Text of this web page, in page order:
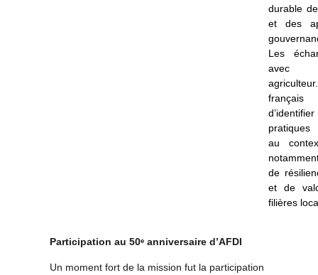
durable
et des
Les
français
pratiques
au
de
et de
filières
Participation au 50ᵉ anniversaire d’AFDI
Un moment fort de la mission fut la participation